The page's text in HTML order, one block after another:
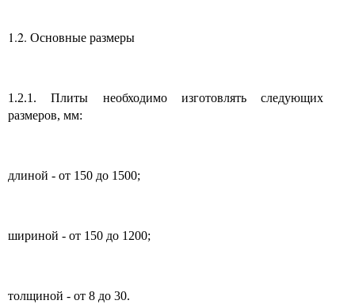
1.2. Основные размеры
1.2.1. Плиты необходимо изготовлять следующих
размеров, мм:
длиной - от 150 до 1500;
шириной - от 150 до 1200;
толщиной - от 8 до 30.